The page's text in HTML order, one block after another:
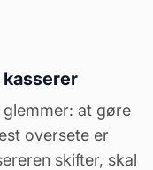
at gøre
oversete er
skifter, skal